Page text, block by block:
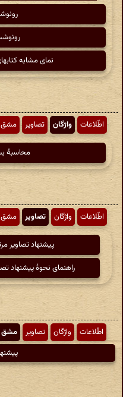
نمای مشابه
اطّلاعات واژگان تصاویر مشق
محاسبهٔ
اطّلاعات واژگان تصاویر مشق
پیشنهاد تصاویر
راهنمای نحوهٔ پیشنهاد
اطّلاعات واژگان تصاویر مشق